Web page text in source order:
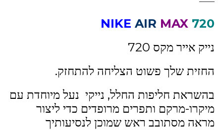
NIKE AIR MAX 720
נייק אייר מקס 720
החזית שלך פשוט הצליחה להתחזק.
בהשראת חליפות החלל, נייקי נעל מיוחדת עם
מיקרו-מרקם ותפרים מרופדים כדי ליצור
מראה מסתובב ראש שמוכן לנסיעותיך